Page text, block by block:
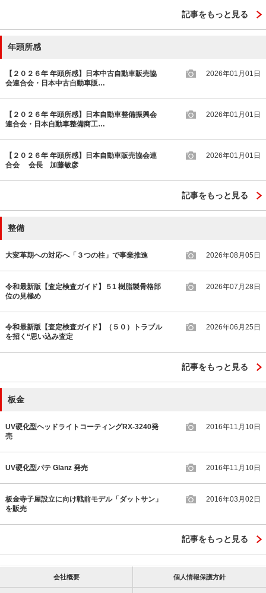
記事をもっと見る
年頭所感
【２０２６年 年頭所感】日本中古自動車販売協
会連合会・日本中古自動車販…
2026年01月01日
【２０２６年 年頭所感】日本自動車整備振興会
連合会・日本自動車整備商工…
2026年01月01日
【２０２６年 年頭所感】日本自動車販売協会連
合会 会長 加藤敏彦
2026年01月01日
記事をもっと見る
整備
大変革期への対応へ「３つの柱」で事業推進 2026年08月05日
令和最新版【査定検査ガイド】５1 樹脂製骨格部
位の見極め
2026年07月28日
令和最新版【査定検査ガイド】（５０）トラブル
を招く“思い込み査定
2026年06月25日
記事をもっと見る
板金
UV硬化型ヘッドライトコーティングRX-3240発
売
2016年11月10日
UV硬化型パテ Glanz 発売 2016年11月10日
板金寺子屋設立に向け戦前モデル「ダットサン」
を販売
2016年03月02日
記事をもっと見る
会社概要 個人情報保護方針